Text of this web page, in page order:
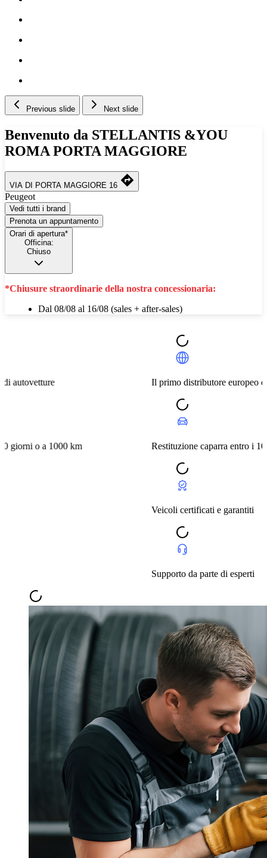
Previous slide Next slide
Benvenuto da STELLANTIS &YOU
ROMA PORTA MAGGIORE
VIA DI PORTA MAGGIORE 16
Peugeot
Vedi tutti i brand
Prenota un appuntamento
Orari di apertura*
Officina:
Chiuso
*Chiusure straordinarie della nostra concessionaria:
Dal 08/08 al 16/08 (sales + after-sales)
o a 1000 km
Il primo distributore europeo di
Restituzione caparra entro i 10 giorni
Veicoli certificati e garantiti
Supporto da parte di esperti